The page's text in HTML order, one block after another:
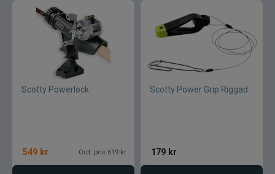
Blue fox Vibrax
Bergmans
C&F Design
Cotton Cordell
Scotty Powerlock
549 kr Ord. pris 619 kr
Scotty Power Grip Riggad
179 kr